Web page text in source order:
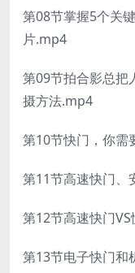
第08节掌握5个关
片.mp4
第09节拍合影总把
摄方法.mp4
第10节快门，你需
第11节高速快门、
第12节高速快门
第13节电子快门和